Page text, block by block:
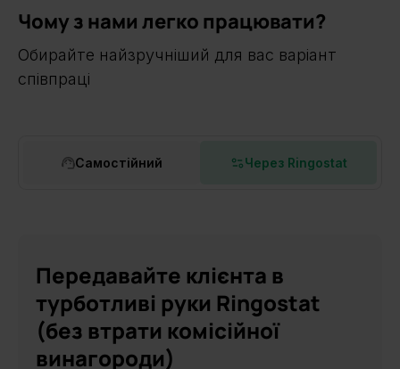
Чому з нами легко працювати?
Обирайте найзручніший для вас варіант
співпраці
Самостійний Через Ringostat
Передавайте клієнта в
турботливі руки Ringostat
(без втрати комісійної
винагороди)